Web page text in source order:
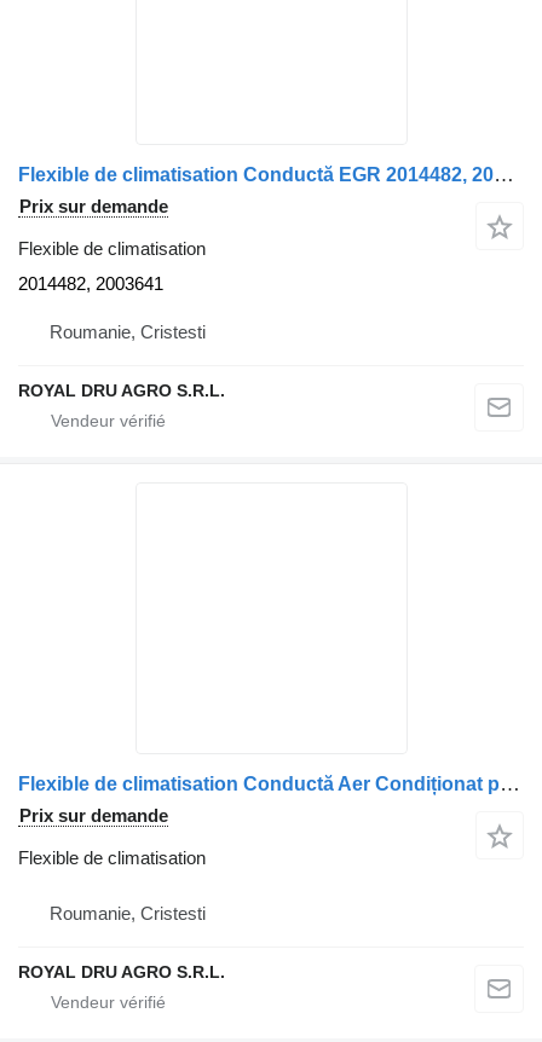
Flexible de climatisation Conductă EGR 2014482, 2003641 pour camion DAF 2014482/2003641 12
Prix sur demande
Flexible de climatisation
2014482, 2003641
Roumanie, Cristesti
ROYAL DRU AGRO S.R.L.
Flexible de climatisation Conductă Aer Condiționat pour camion DAF – Cod 1952717
Prix sur demande
Flexible de climatisation
Roumanie, Cristesti
ROYAL DRU AGRO S.R.L.